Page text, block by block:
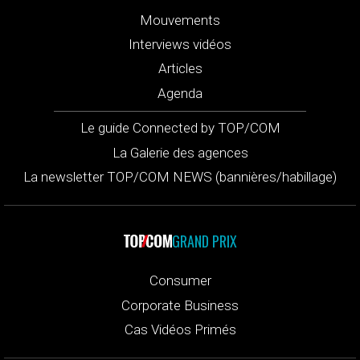
Mouvements
Interviews vidéos
Articles
Agenda
Le guide Connected by TOP/COM
La Galerie des agences
La newsletter TOP/COM NEWS (bannières/habillage)
GRAND PRIX
Consumer
Corporate Business
Cas Vidéos Primés